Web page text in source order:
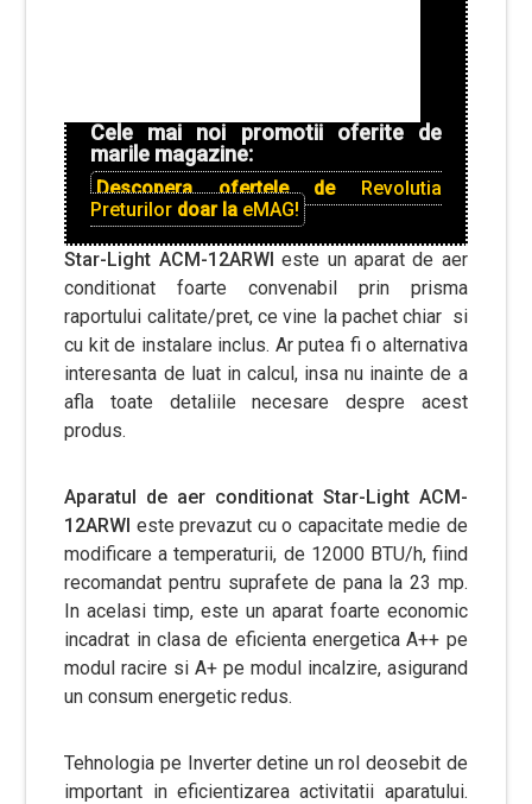
Cele mai noi promotii oferite de
marile magazine:
Descopera ofertele de Revolutia
Preturilor doar la eMAG!
Star-Light ACM-12ARWIeste un aparat de aer
conditionat foarte convenabil prin prisma
raportului calitate/pret, ce vine la pachet chiar si
cu kit de instalare inclus. Ar putea fi o alternativa
interesanta de luat in calcul, insa nu inainte de a
afla toate detaliile necesare despre acest
produs.
Aparatul de aer conditionat Star-Light ACM-
12ARWI este prevazut cu o capacitate medie de
modificare a temperaturii, de 12000 BTU/h, fiind
recomandat pentru suprafete de pana la 23 mp.
In acelasi timp, este un aparat foarte economic
incadrat in clasa de eficienta energetica A++ pe
modul racire si A+ pe modul incalzire, asigurand
un consum energetic redus.
Tehnologia pe Inverter detine un rol deosebit de
important in eficientizarea activitatii aparatului.